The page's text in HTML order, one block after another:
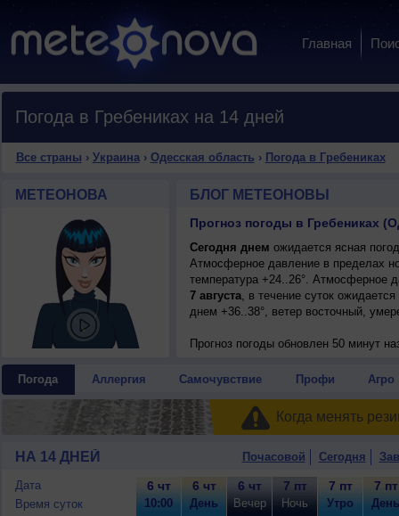
Главная
Погода в Гребениках на 14 дней
Все страны › Украина› Одесская область › Погода в Гребениках
МЕТЕОНОВА БЛОГ МЕТЕОНОВЫ
Прогноз погоды в Гребениках
Сегодня днем ожидается ясная
Атмосферное давление в пределах
температура +24..26°. Атмосферное
7 августа, в течение суток
днем +36..38°, ветер восточный,
Прогноз погоды обновлен 50 минут
Погода Аллергия Самочувствие Профи Агро
Когда менять
НА 14 ДНЕЙ Почасовой Сегодня
Дата
Время суток
6 чт
10:00
6 чт
День
6 чт
Вечер
7 пт
Ночь
7 пт
Утро
7 пт
День